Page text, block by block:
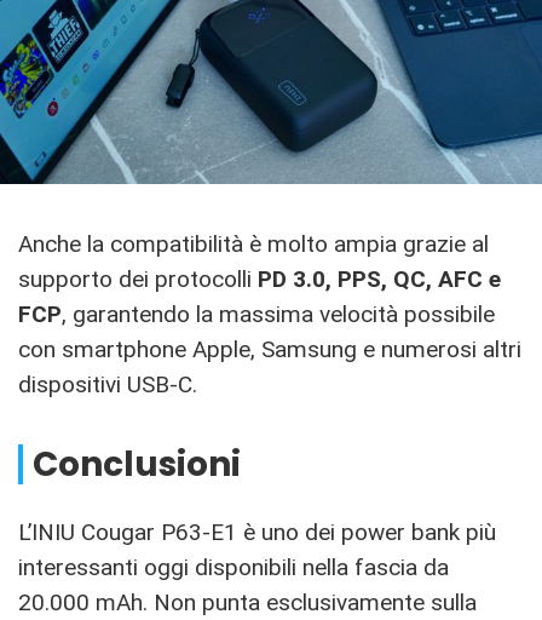
Anche la compatibilità è molto ampia grazie al
supporto dei protocolli PD 3.0, PPS, QC, AFC e
FCP, garantendo la massima velocità possibile
con smartphone Apple, Samsung e numerosi altri
dispositivi USB-C.
Conclusioni
L’INIU Cougar P63-E1 è uno dei power bank più
interessanti oggi disponibili nella fascia da
20.000 mAh. Non punta esclusivamente sulla